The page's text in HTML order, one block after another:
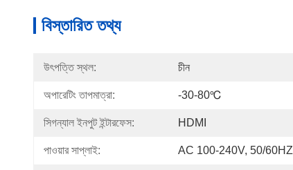
বিস্তারিত তথ্য
উৎপত্তি স্থল: চীন
অপারেটিং তাপমাত্রা: -30-80℃
সিগন্যাল ইনপুট ইন্টারফেস: HDMI
পাওয়ার সাপ্লাই: AC 100-240V, 50/60HZ